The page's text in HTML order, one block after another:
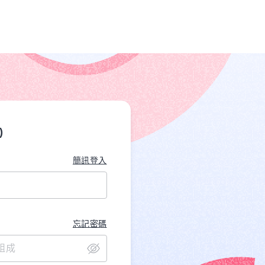
簡訊登入
忘記密碼